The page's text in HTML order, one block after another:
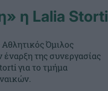
η Lalia Storti
Όμιλος
έναρξη της συνεργασίας
για το τμήμα